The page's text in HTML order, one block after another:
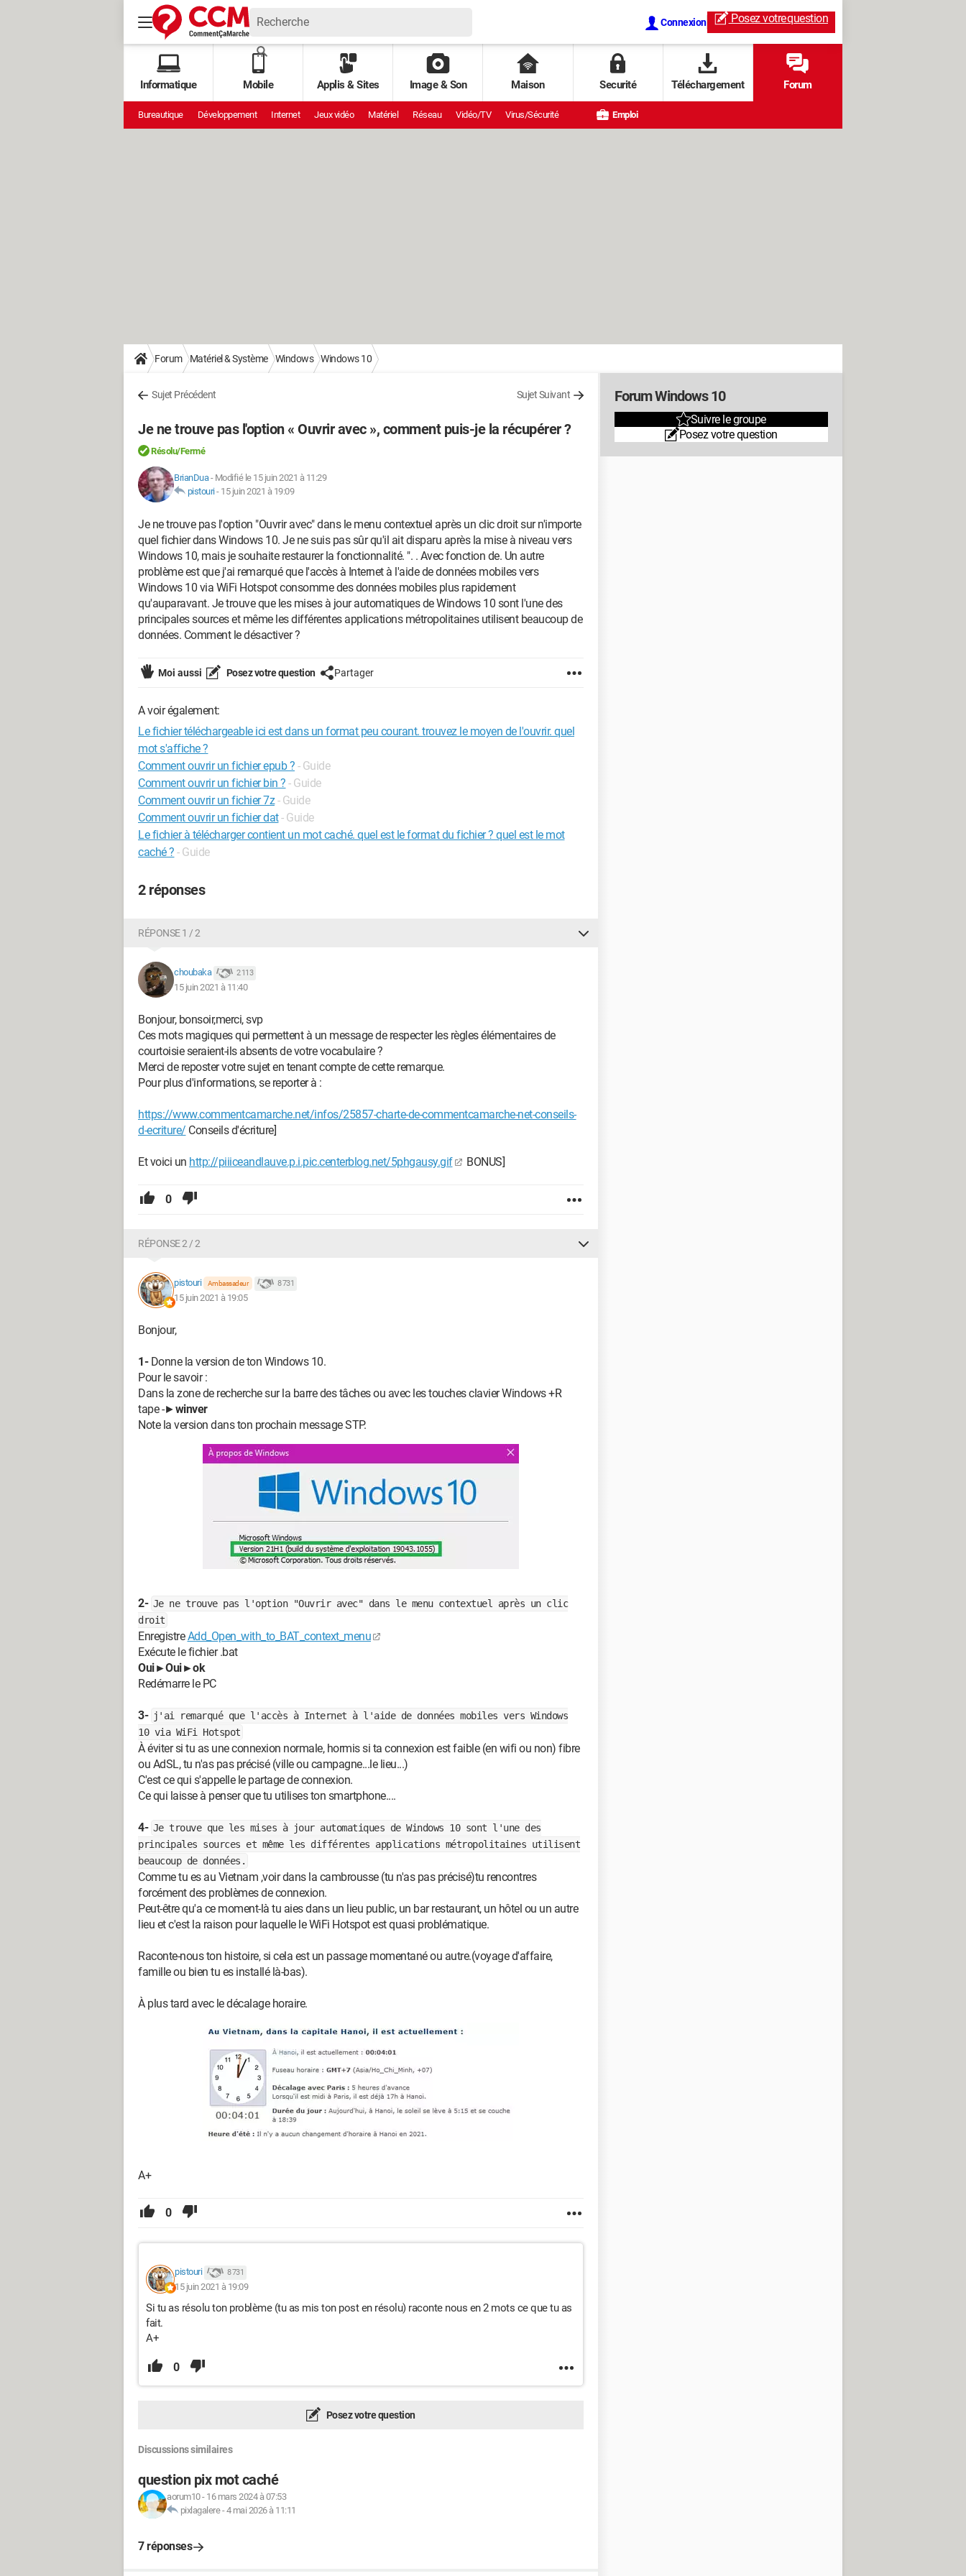
Connexion Posez votrequestion
Informatique Mobile Applis & Sites Image & Son Maison Securité Téléchargement Forum
Bureautique Développement Internet Jeux vidéo Matériel Réseau Vidéo/TV Virus/Sécurité Emploi
Forum Matériel & Système Windows Windows 10
Sujet Précédent Sujet Suivant
Je ne trouve pas l'option « Ouvrir avec », comment puis-je la récupérer ?
Résolu/Fermé
BrianDua- Modifié le 15 juin 2021 à 11:29
pistouri- 15 juin 2021 à 19:09
Je ne trouve pas l'option "Ouvrir avec" dans le menu contextuel après un clic droit sur n'importe
quel fichier dans Windows 10. Je ne suis pas sûr qu'il ait disparu après la mise à niveau vers
Windows 10, mais je souhaite restaurer la fonctionnalité. ". . Avec fonction de. Un autre
problème est que j'ai remarqué que l'accès à Internet à l'aide de données mobiles vers
Windows 10 via WiFi Hotspot consomme des données mobiles plus rapidement
qu'auparavant. Je trouve que les mises à jour automatiques de Windows 10 sont l'une des
principales sources et même les différentes applications métropolitaines utilisent beaucoup de
données. Comment le désactiver ?
Moi aussi Posez votre question Partager
A voir également:
Le fichier téléchargeable ici est dans un format peu courant. trouvez le moyen de l'ouvrir. quel
mot s'affiche ?
Comment ouvrir un fichier epub ? - Guide
Comment ouvrir un fichier bin ? - Guide
Comment ouvrir un fichier 7z - Guide
Comment ouvrir un fichier dat- Guide
Le fichier à télécharger contient un mot caché. quel est le format du fichier ? quel est le mot
caché ? - Guide
2 réponses
RÉPONSE 1 / 2
choubaka 2 113
15 juin 2021 à 11:40
Bonjour, bonsoir,merci, svp
Ces mots magiques qui permettent à un message de respecter les règles élémentaires de
courtoisie seraient-ils absents de votre vocabulaire ?
Merci de reposter votre sujet en tenant compte de cette remarque.
Pour plus d'informations, se reporter à :
https://www.commentcamarche.net/infos/25857-charte-de-commentcamarche-net-conseils-
d-ecriture/ Conseils d'écriture]
Et voici un http://piiiceandlauve.p.i.pic.centerblog.net/5phgausy.gif BONUS]
0
RÉPONSE 2 / 2
pistouri Ambassadeur 8 731
15 juin 2021 à 19:05
Bonjour,
1-Donne la version de ton Windows 10.
Pour le savoir :
Dans la zone de recherche sur la barre des tâches ou avec les touches clavier Windows +R
tape -►winver
Note la version dans ton prochain message STP.
2- Je ne trouve pas l'option "Ouvrir avec" dans le menu contextuel après un clic
droit
EnregistreAdd_Open_with_to_BAT_context_menu
Exécute le fichier .bat
Oui►Oui►ok
Redémarre le PC
3- j'ai remarqué que l'accès à Internet à l'aide de données mobiles vers Windows
10 via WiFi Hotspot
À éviter si tu as une connexion normale, hormis si ta connexion est faible (en wifi ou non) fibre
ou AdSL, tu n'as pas précisé (ville ou campagne...le lieu...)
C'est ce qui s'appelle le partage de connexion.
Ce qui laisse à penser que tu utilises ton smartphone....
4- Je trouve que les mises à jour automatiques de Windows 10 sont l'une des
principales sources et même les différentes applications métropolitaines utilisent
beaucoup de données.
Comme tu es au Vietnam ,voir dans la cambrousse (tu n'as pas précisé)tu rencontres
forcément des problèmes de connexion.
Peut-être qu'a ce moment-là tu aies dans un lieu public, un bar restaurant, un hôtel ou un autre
lieu et c'est la raison pour laquelle le WiFi Hotspot est quasi problématique.
Raconte-nous ton histoire, si cela est un passage momentané ou autre.(voyage d'affaire,
famille ou bien tu es installé là-bas).
À plus tard avec le décalage horaire.
A+
0
pistouri 8 731
15 juin 2021 à 19:09
Si tu as résolu ton problème (tu as mis ton post en résolu) raconte nous en 2 mots ce que tu as
fait.
A+
0
Posez votre question
Discussions similaires
question pix mot caché
aorum10- 16 mars 2024 à 07:53
pixlagalere-4 mai 2026 à 11:11
7 réponses
Forum Windows 10
Suivre le groupe
Posez votre question